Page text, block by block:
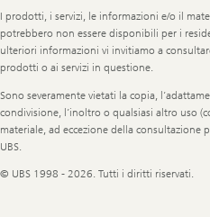
Legal
Information
I prodotti, i servizi, le informazioni e/o il
potrebbero non essere disponibili per i
ulteriori informazioni vi invitiamo a
prodotti o ai servizi in questione.
Sono severamente vietati la copia,
condivisione, l’inoltro o qualsiasi altro uso
materiale, ad eccezione della consultazione
UBS.
© UBS 1998 - 2026. Tutti i diritti riservati.